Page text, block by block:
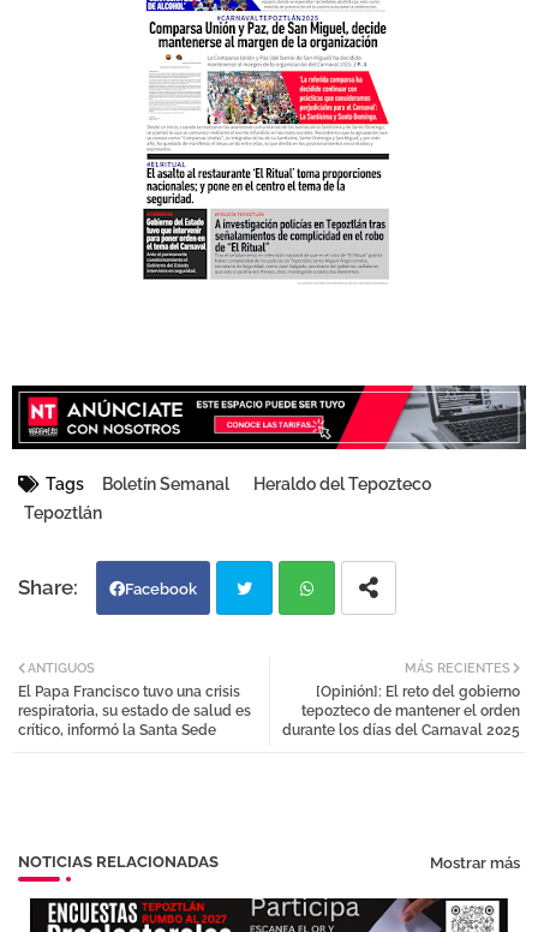
Tags Boletín Semanal
Heraldo del Tepozteco
Tepoztlán
Facebook
tter atsa
MÁS RECIENTES
[Opinión]: El reto del gobierno
tepozteco de mantener el orden
durante los días del Carnaval 2025
ANTIGUOS
El Papa Francisco tuvo una crisis
respiratoria, su estado de salud es
crítico, informó la Santa Sede
NOTICIAS RELACIONADAS Mostrar más